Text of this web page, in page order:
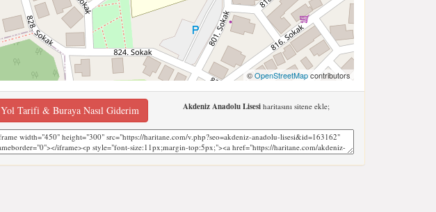
©OpenStreetMapcontributors
Yol Tarifi & Buraya Nasıl Giderim Akdeniz Anadolu Lisesiharitasını sitene ekle;